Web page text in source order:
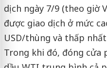
dịch ngày 7/9 (theo giờ
được giao dịch ở mức
USD/thùng và thấp
Trong khi đó, đóng cửa